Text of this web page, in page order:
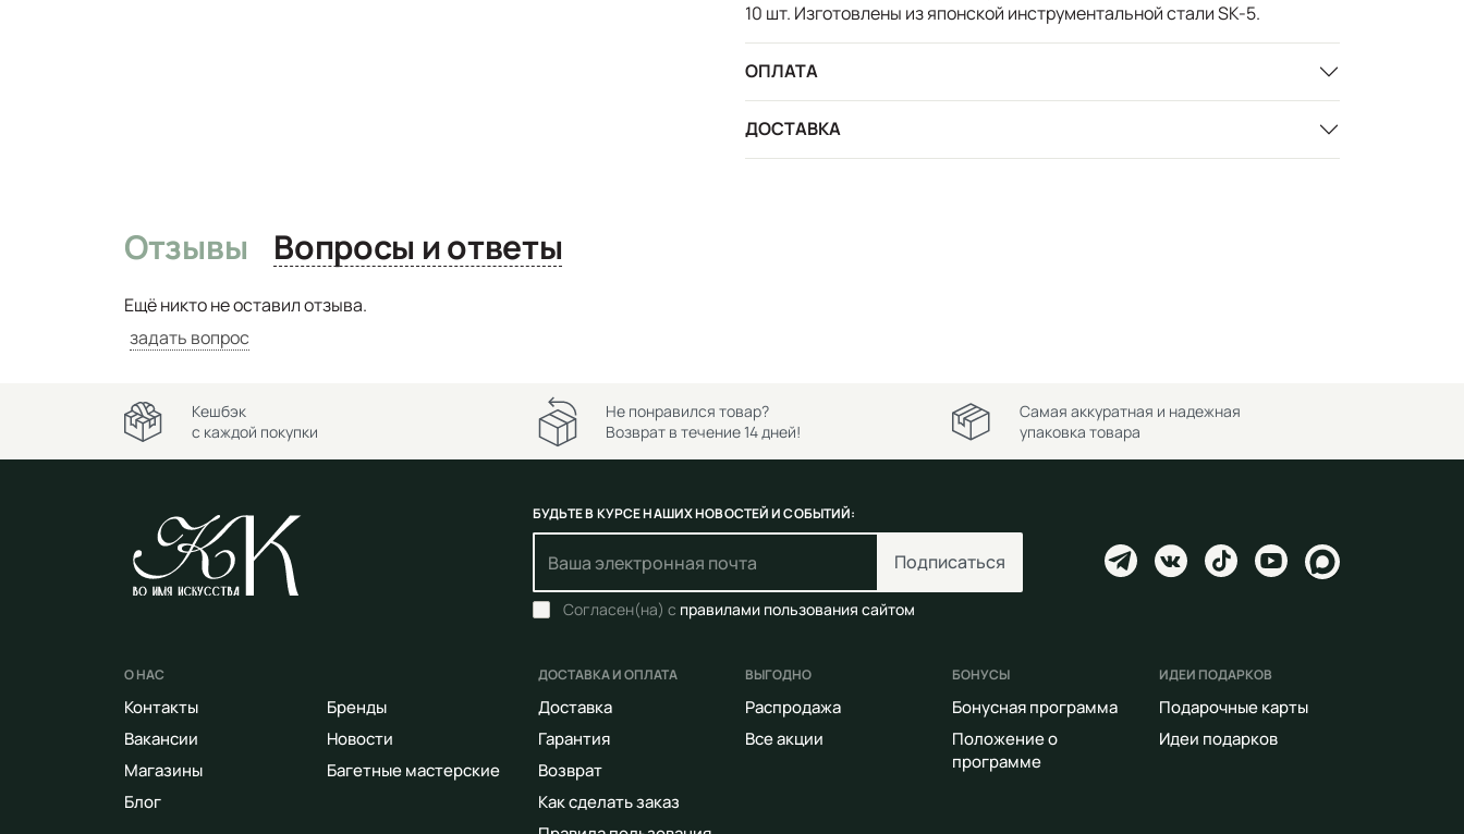
10 шт. Изготовлены из японской инструментальной стали SK-5.
ОПЛАТА
ДОСТАВКА
Отзывы Вопросы и ответы
Ещё никто не оставил отзыва.
задать вопрос
Кешбэк
с каждой покупки
Не понравился товар?
Возврат в течение 14 дней!
Самая аккуратная и надежная
упаковка товара
БУДЬТЕ В КУРСЕ НАШИХ НОВОСТЕЙ И СОБЫТИЙ:
Подписаться
Согласен(на) с правилами пользования сайтом
О НАС
Контакты
Вакансии
Магазины
Блог
Бренды
Новости
Багетные мастерские
ДОСТАВКА И ОПЛАТА
Доставка
Гарантия
Возврат
Как сделать заказ
ВЫГОДНО
Распродажа
Все акции
БОНУСЫ
Бонусная программа
Положение о
программе
ИДЕИ ПОДАРКОВ
Подарочные карты
Идеи подарков